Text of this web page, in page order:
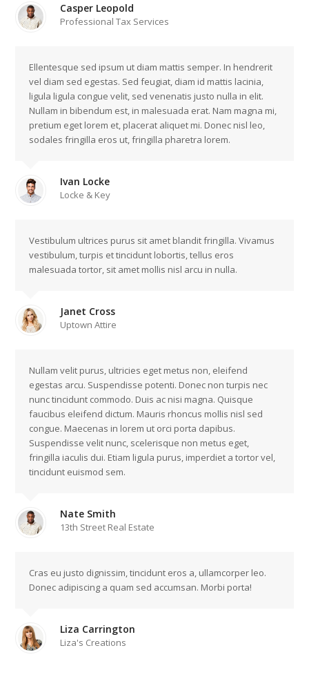
Casper Leopold
Professional Tax Services
Ellentesque sed ipsum ut diam mattis semper. In hendrerit
vel diam sed egestas. Sed feugiat, diam id mattis lacinia,
ligula ligula congue velit, sed venenatis justo nulla in elit.
Nullam in bibendum est, in malesuada erat. Nam magna mi,
pretium eget lorem et, placerat aliquet mi. Donec nisl leo,
sodales fringilla eros ut, fringilla pharetra lorem.
Ivan Locke
Locke & Key
Vestibulum ultrices purus sit amet blandit fringilla. Vivamus
vestibulum, turpis et tincidunt lobortis, tellus eros
malesuada tortor, sit amet mollis nisl arcu in nulla.
Janet Cross
Uptown Attire
Nullam velit purus, ultricies eget metus non, eleifend
egestas arcu. Suspendisse potenti. Donec non turpis nec
nunc tincidunt commodo. Duis ac nisi magna. Quisque
faucibus eleifend dictum. Mauris rhoncus mollis nisl sed
congue. Maecenas in lorem ut orci porta dapibus.
Suspendisse velit nunc, scelerisque non metus eget,
fringilla iaculis dui. Etiam ligula purus, imperdiet a tortor vel,
tincidunt euismod sem.
Nate Smith
13th Street Real Estate
Cras eu justo dignissim, tincidunt eros a, ullamcorper leo.
Donec adipiscing a quam sed accumsan. Morbi porta!
Liza Carrington
Liza's Creations